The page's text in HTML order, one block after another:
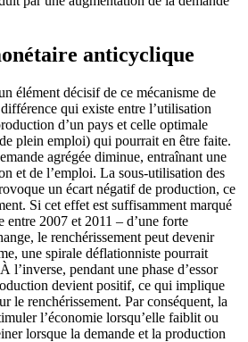
anticyclique
élément décisif de ce mécanisme de
qui existe entre l’utilisation
d’un pays et celle optimale
plein emploi) qui pourrait en être faite.
agrégée diminue, entraînant une
et de l’emploi. La sous-utilisation des
un écart négatif de production, ce
Si cet effet est suffisamment marqué
entre 2007 et 2011 – d’une forte
le renchérissement peut devenir
une spirale déflationniste pourrait
l’inverse, pendant une phase d’essor
devient positif, ce qui implique
le renchérissement. Par conséquent, la
l’économie lorsqu’elle faiblit ou
lorsque la demande et la production